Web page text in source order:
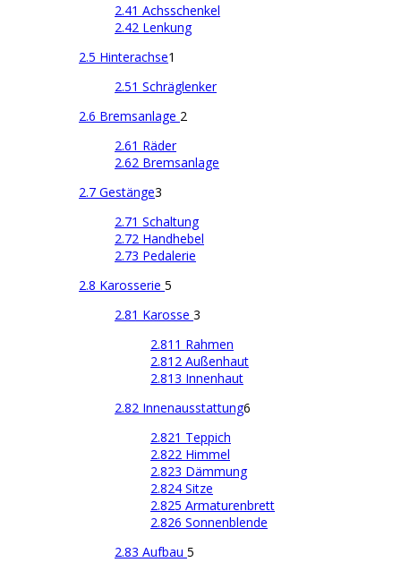
2.41 Achsschenkel
2.42 Lenkung
2.5 Hinterachse1
2.51 Schräglenker
2.6 Bremsanlage 2
2.61 Räder
2.62 Bremsanlage
2.7 Gestänge3
2.71 Schaltung
2.72 Handhebel
2.73 Pedalerie
2.8 Karosserie 5
2.81 Karosse 3
2.811 Rahmen
2.812 Außenhaut
2.813 Innenhaut
2.82 Innenausstattung6
2.821 Teppich
2.822 Himmel
2.823 Dämmung
2.824 Sitze
2.825 Armaturenbrett
2.826 Sonnenblende
2.83 Aufbau 5